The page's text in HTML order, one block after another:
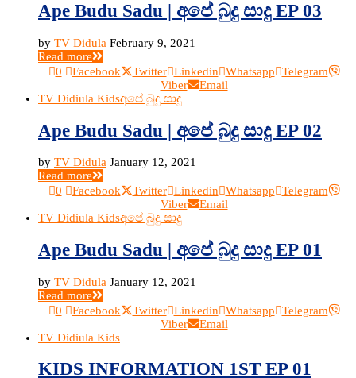
Ape Budu Sadu | අපේ බුදු සාදු EP 03
by TV Didula February 9, 2021
Read more
0
Facebook Twitter Linkedin Whatsapp
Telegram
Viber
Email
TV Didiula Kidsඅපේ බුදු සාදු
Ape Budu Sadu | අපේ බුදු සාදු EP 02
by TV Didula January 12, 2021
Read more
0
Facebook Twitter Linkedin Whatsapp
Telegram
Viber
Email
TV Didiula Kidsඅපේ බුදු සාදු
Ape Budu Sadu | අපේ බුදු සාදු EP 01
by TV Didula January 12, 2021
Read more
0
Facebook Twitter Linkedin Whatsapp
Telegram
Viber
Email
TV Didiula Kids
KIDS INFORMATION 1ST EP 01